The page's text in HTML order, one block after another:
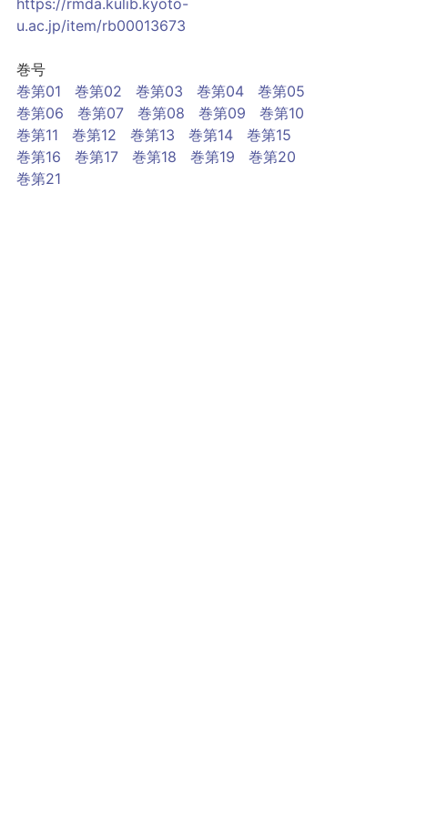
https://rmda.kulib.kyoto-
u.ac.jp/item/rb00013673
巻号
巻第01
巻第02 巻第03 巻第04
巻第05
巻第06
巻第07 巻第08 巻第09
巻第10
巻第11
巻第12 巻第13 巻第14
巻第15
巻第16
巻第17 巻第18 巻第19
巻第20
巻第21